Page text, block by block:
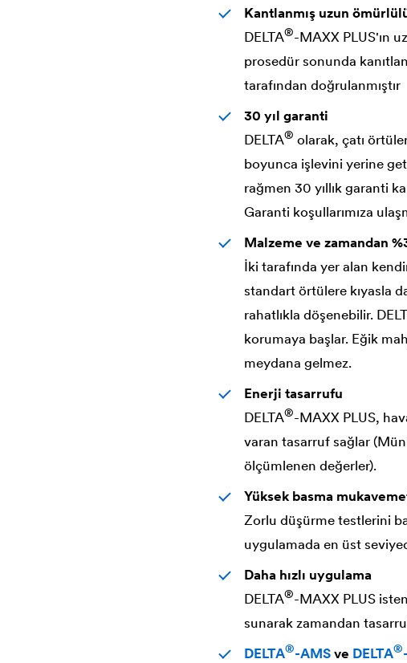
Kantlanmış uzun
DELTA®-MAXX PLUS'ın
prosedür sonunda
tarafından doğrulanmıştır
30 yıl garanti
DELTA® olarak, çatı
boyunca işlevini yerine
rağmen 30 yıllık garanti
Garanti koşullarımıza
Malzeme ve zamandan
İki tarafında yer alan
standart örtülere kıyasla
rahatlıkla döşenebilir.
korumaya başlar. Eğik
meydana gelmez.
Enerji tasarrufu
DELTA®-MAXX PLUS,
varan tasarruf sağlar
ölçümlenen değerler).
Yüksek basma
Zorlu düşürme testlerini
uygulamada en üst
Daha hızlı uygulama
DELTA®-MAXX PLUS
sunarak zamandan
DELTA®-AMSve DELTA®